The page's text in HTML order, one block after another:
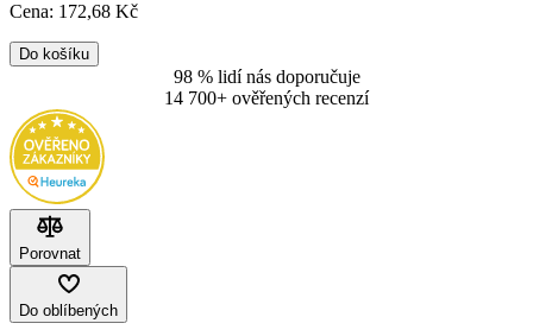
Cena: 172,68 Kč
Do košíku
98 % lidí nás doporučuje
14 700+ ověřených recenzí
Porovnat
Do oblíbených